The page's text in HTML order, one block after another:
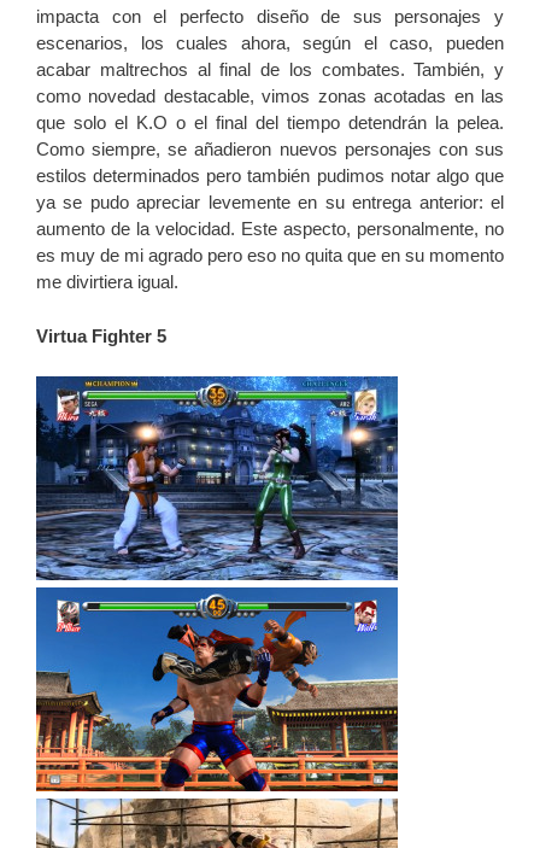
impacta con el perfecto diseño de sus personajes y
escenarios, los cuales ahora, según el caso, pueden
acabar maltrechos al final de los combates. También, y
como novedad destacable, vimos zonas acotadas en las
que solo el K.O o el final del tiempo detendrán la pelea.
Como siempre, se añadieron nuevos personajes con sus
estilos determinados pero también pudimos notar algo que
ya se pudo apreciar levemente en su entrega anterior: el
aumento de la velocidad. Este aspecto, personalmente, no
es muy de mi agrado pero eso no quita que en su momento
me divirtiera igual.
Virtua Fighter 5